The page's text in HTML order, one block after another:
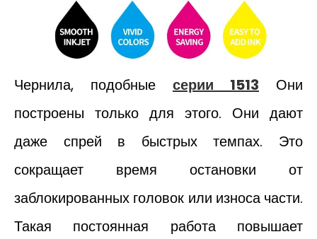
Чернила, подобные серии 1513 Они
построены только для этого. Они дают
даже спрей в быстрых темпах. Это
сокращает время остановки от
заблокированных головок или износа части.
Такая постоянная работа повышает